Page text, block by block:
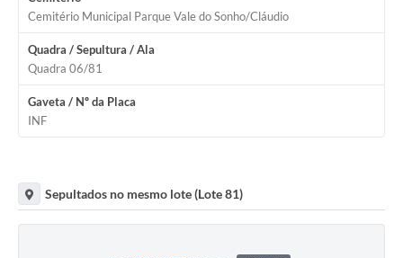
Cemitério Municipal Parque Vale do Sonho/Cláudio
Quadra / Sepultura / Ala
Quadra 06/81
Gaveta / Nº da Placa
INF
Sepultados no mesmo lote (Lote 81)